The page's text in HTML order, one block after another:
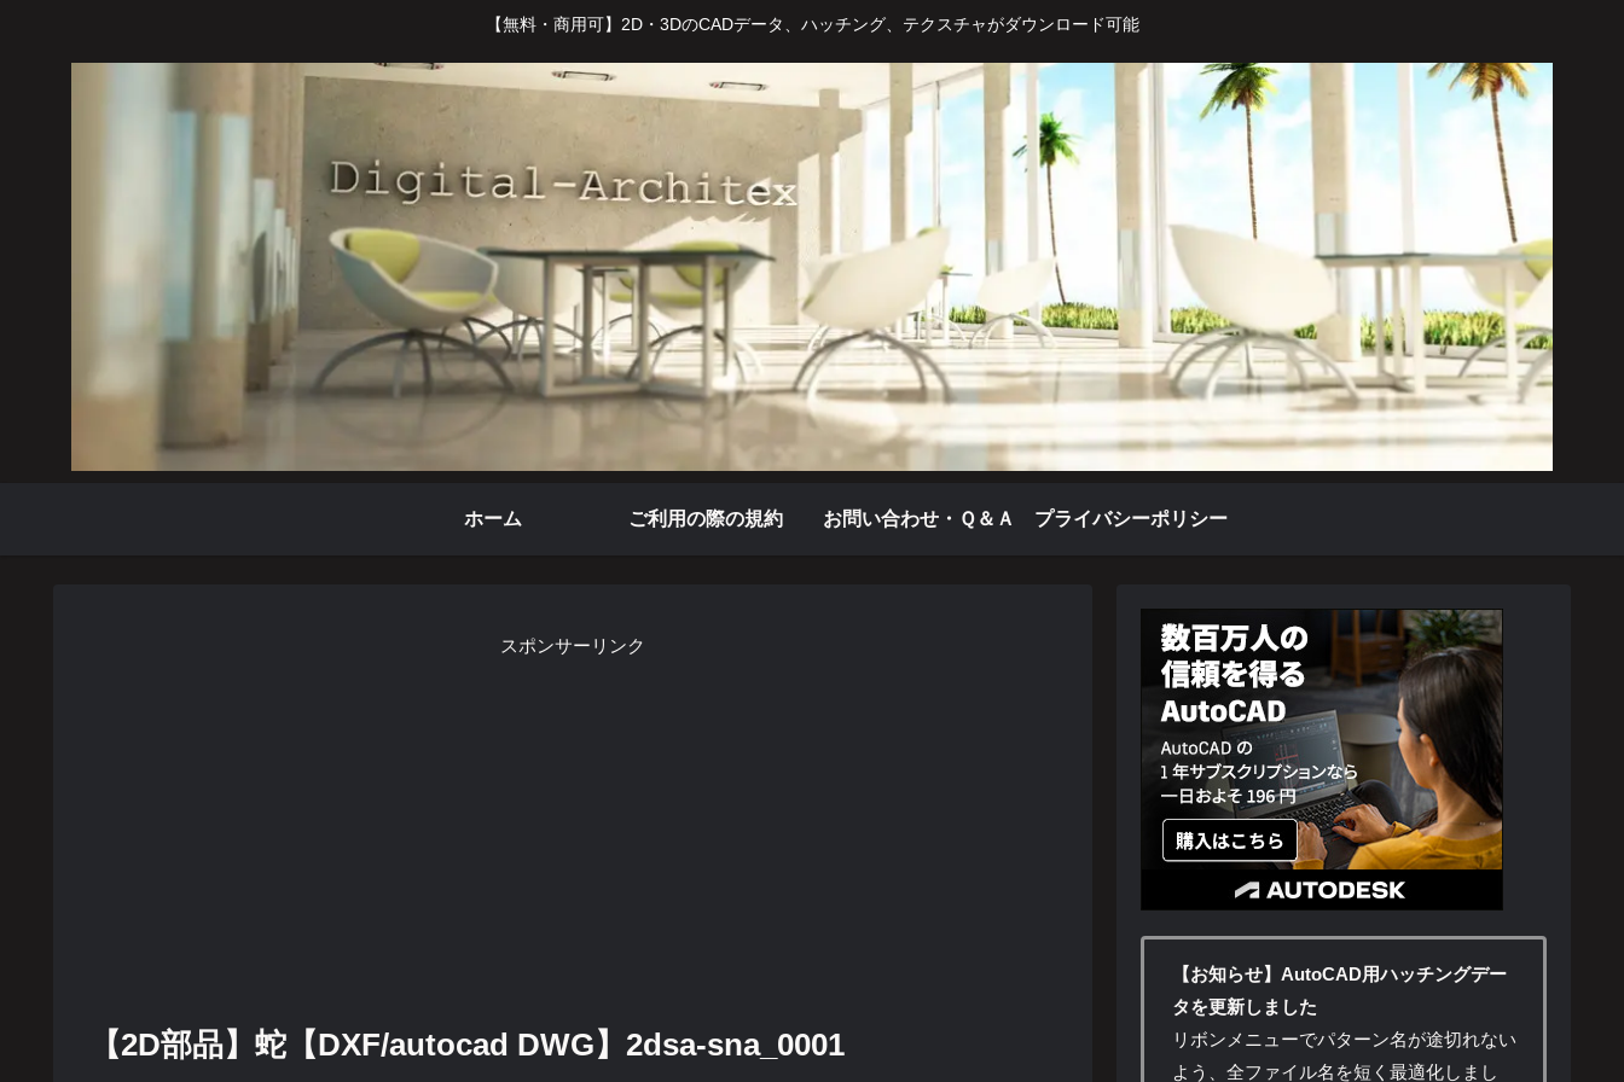
【無料・商用可】2D・3DのCADデータ、ハッチング、テクスチャがダウンロード可能
ホーム ご利用の際の規約 お問い合わせ・Ｑ＆Ａ プライバシーポリシー
スポンサーリンク
【2D部品】蛇【DXF/autocad DWG】2dsa-sna_0001
【お知らせ】AutoCAD用ハッチングデー
タを更新しました
リボンメニューでパターン名が途切れない
よう、全ファイル名を短く最適化しまし